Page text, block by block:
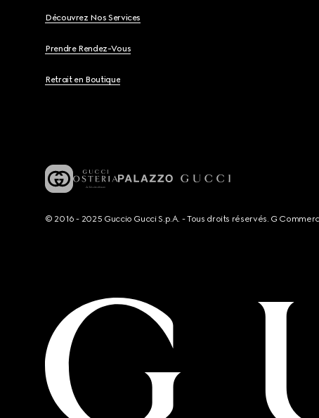
Découvrez Nos Services
Prendre Rendez-Vous
Retrait en Boutique
© 2016 - 2025 Guccio Gucci S.p.A. - Tous droits réservés. G